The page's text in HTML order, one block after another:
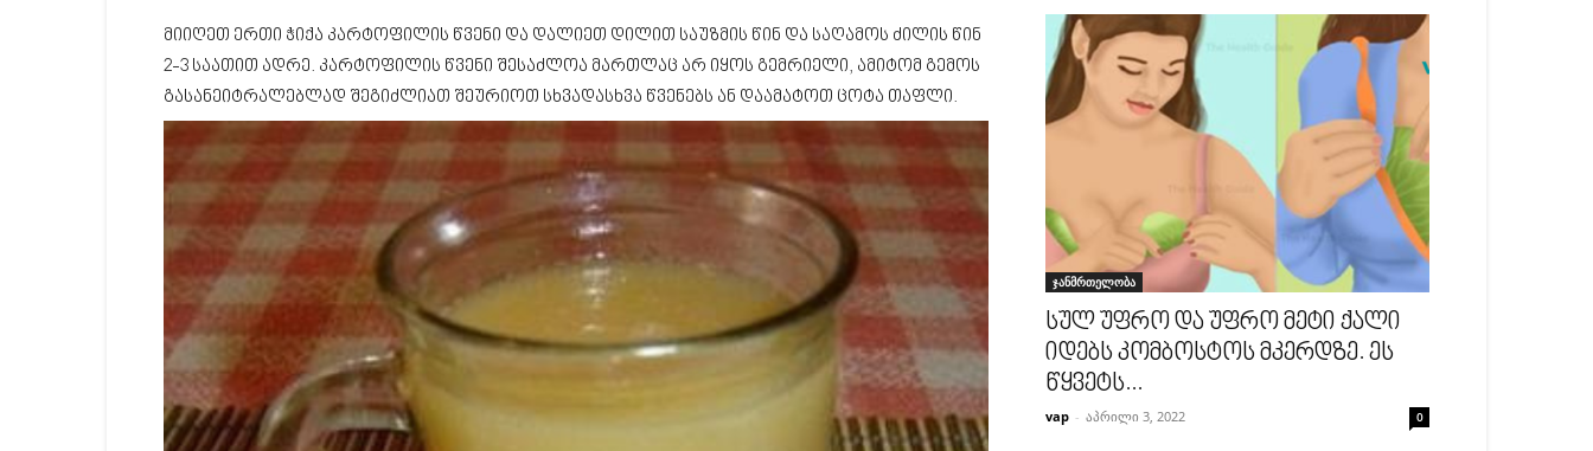
მიიღეთ ერთი ჭიქა კარტოფილის წვენი და დალიეთ დილით საუზმის წინ და საღამოს ძილის წინ
2-3 საათით ადრე. კარტოფილის წვენი შესაძლოა მართლაც არ იყოს გემრიელი, ამიტომ გემოს
გასანეიტრალებლად შეგიძლიათ შეურიოთ სხვადასხვა წვენებს ან დაამატოთ ცოტა თაფლი.
ჯანმრთელობა
სულ უფრო და უფრო მეტი ქალი
იდებს კომბოსტოს მკერდზე. ეს
წყვეტს...
vap - აპრილი 3, 2022 0